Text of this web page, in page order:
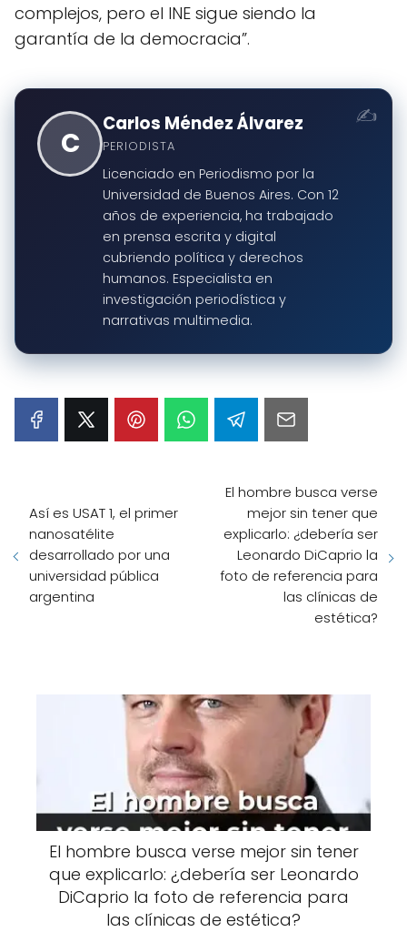
complejos, pero el INE sigue siendo la
garantía de la democracia”.
C
Carlos Méndez Álvarez
PERIODISTA
Licenciado en Periodismo por la
Universidad de Buenos Aires. Con 12
años de experiencia, ha trabajado
en prensa escrita y digital
cubriendo política y derechos
humanos. Especialista en
investigación periodística y
narrativas multimedia.
Así es USAT 1, el primer
nanosatélite
desarrollado por una
universidad pública
argentina
El hombre busca verse
mejor sin tener que
explicarlo: ¿debería ser
Leonardo DiCaprio la
foto de referencia para
las clínicas de
estética?
El hombre busca verse mejor sin tener
que explicarlo: ¿debería ser Leonardo
DiCaprio la foto de referencia para
las clínicas de estética?